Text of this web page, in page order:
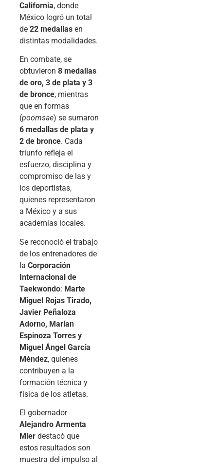
California, donde
México logró un total
de 22 medallas en
distintas modalidades.
En combate, se
obtuvieron 8 medallas
de oro, 3 de plata y 3
de bronce, mientras
que en formas
(poomsae) se sumaron
6 medallas de plata y
2 de bronce. Cada
triunfo refleja el
esfuerzo, disciplina y
compromiso de las y
los deportistas,
quienes representaron
a México y a sus
academias locales.
Se reconoció el trabajo
de los entrenadores de
la Corporación
Internacional de
Taekwondo: Marte
Miguel Rojas Tirado,
Javier Peñaloza
Adorno, Marian
Espinoza Torres y
Miguel Ángel García
Méndez, quienes
contribuyen a la
formación técnica y
física de los atletas.
El gobernador
Alejandro Armenta
Mier destacó que
estos resultados son
muestra del impulso al